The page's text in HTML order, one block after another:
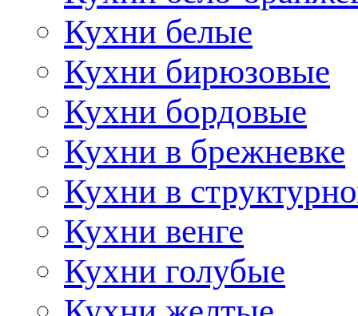
Кухни белые
Кухни бирюзовые
Кухни бордовые
Кухни в брежневке
Кухни в
Кухни венге
Кухни голубые